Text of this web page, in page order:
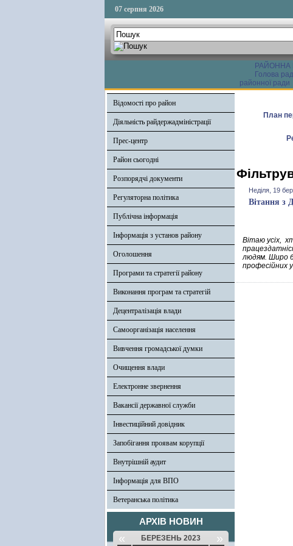
07 серпня 2026
РАЙОННА
Голова
районної ради
Відомості про район
Діяльність райдержадміністрації
Прес-центр
Район сьогодні
Розпорядчі документи
Регуляторна політика
Публічна інформація
Інформація з установ району
Оголошення
Програми та стратегії району
Виконання програм та стратегій
Децентралізація влади
Самоорганізація населення
Вивчення громадської думки
Очищення влади
Електронне звернення
Вакансії державної служби
Інвестиційний довідник
Запобігання проявам корупції
Внутрішній аудит
Інформація для ВПО
Ветеранська політика
АРХІВ НОВИН
« БЕРЕЗЕНЬ 2023 »
План
Неділя, 19
Вітання з
Вітаю усіх,
людям. Широ
професійних